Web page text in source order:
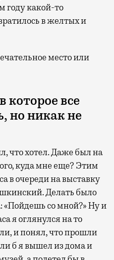
году какой-то
в желтых и
место или
которое все
но никак не
что хотел. Даже был на
куда мне еще? Этим
в очереди на выставку
Делать было
«Пойдешь со мной?» Ну и
я оглянулся на то
и понял, что прошли
б я вышел из дома и